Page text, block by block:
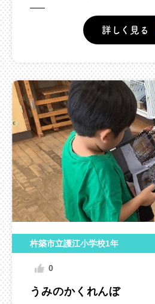
詳しく見る
杵築市立護江小学校1年
0
うみのかくれんぼ